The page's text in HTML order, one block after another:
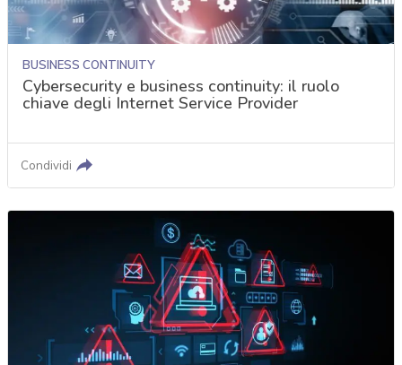
BUSINESS CONTINUITY
Cybersecurity e business continuity: il ruolo
chiave degli Internet Service Provider
Condividi